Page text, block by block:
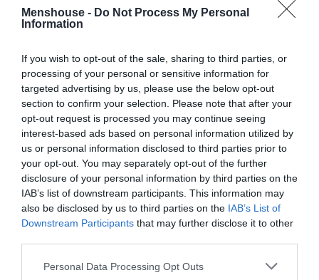
Menshouse - Do Not Process My Personal
Information
If you wish to opt-out of the sale, sharing to third parties, or
processing of your personal or sensitive information for
targeted advertising by us, please use the below opt-out
section to confirm your selection. Please note that after your
opt-out request is processed you may continue seeing
interest-based ads based on personal information utilized by
us or personal information disclosed to third parties prior to
your opt-out. You may separately opt-out of the further
disclosure of your personal information by third parties on the
IAB’s list of downstream participants. This information may
also be disclosed by us to third parties on the IAB’s List of
Downstream Participants that may further disclose it to other
Personal Data Processing Opt Outs
Αρκετά πια με την πρωτοκαθεδρία του κεφαλιού και την
μπορεί το κεφάλι μας να κάνει του κεφαλιού του και
επειδή τα έχει κάνει τάτσι-μιτσι-κότσι με τους
γιατρούς (κι εκείνοι με τη σειρά τους με τους
κατασκευαστές κρανών από τους οποίους τα
παίρνουνε) να τρέχουμε εμείς να ξηλωνόμαστε κανονικά
για σιδερένια σκουφάκια. Και οι αγκώνες μας; Ποιος
σκέφτεται τους αγκώνες μας και τη δική τους ανάγκη
για προστασία; Κανείς!